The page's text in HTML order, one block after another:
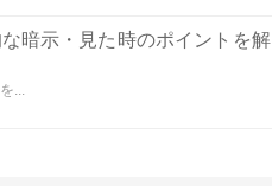
暗示・見た時のポイントを解
...